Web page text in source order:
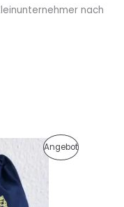
nach
AngebotProdukt